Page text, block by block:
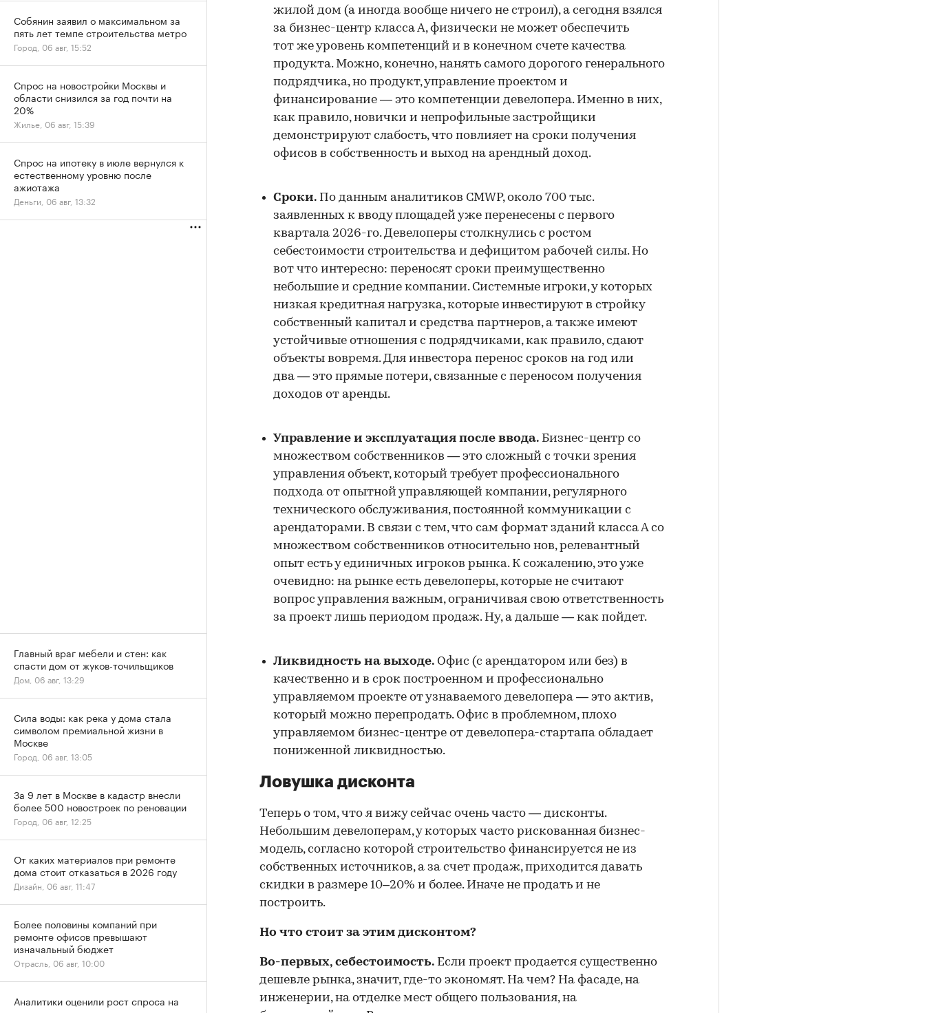
жилой дом (а иногда вообще ничего не строил), а сегодня взялся
за бизнес-центр класса А, физически не может обеспечить
тот же уровень компетенций и в конечном счете качества
продукта. Можно, конечно, нанять самого дорогого генерального
подрядчика, но продукт, управление проектом и
финансирование — это компетенции девелопера. Именно в них,
как правило, новички и непрофильные застройщики
демонстрируют слабость, что повлияет на сроки получения
офисов в собственность и выход на арендный доход.
Сроки. По данным аналитиков CMWP, около 700 тыс.
заявленных к вводу площадей уже перенесены с первого
квартала 2026-го. Девелоперы столкнулись с ростом
себестоимости строительства и дефицитом рабочей силы. Но
вот что интересно: переносят сроки преимущественно
небольшие и средние компании. Системные игроки, у которых
низкая кредитная нагрузка, которые инвестируют в стройку
собственный капитал и средства партнеров, а также имеют
устойчивые отношения с подрядчиками, как правило, сдают
объекты вовремя. Для инвестора перенос сроков на год или
два — это прямые потери, связанные с переносом получения
доходов от аренды.
Управление и эксплуатация после ввода. Бизнес-центр со
множеством собственников — это сложный с точки зрения
управления объект, который требует профессионального
подхода от опытной управляющей компании, регулярного
технического обслуживания, постоянной коммуникации с
арендаторами. В связи с тем, что сам формат зданий класса А со
множеством собственников относительно нов, релевантный
опыт есть у единичных игроков рынка. К сожалению, это уже
очевидно: на рынке есть девелоперы, которые не считают
вопрос управления важным, ограничивая свою ответственность
за проект лишь периодом продаж. Ну, а дальше — как пойдет.
Ликвидность на выходе. Офис (с арендатором или без) в
качественно и в срок построенном и профессионально
управляемом проекте от узнаваемого девелопера — это актив,
который можно перепродать. Офис в проблемном, плохо
управляемом бизнес-центре от девелопера-стартапа обладает
пониженной ликвидностью.
Ловушка дисконта
Теперь о том, что я вижу сейчас очень часто — дисконты.
Небольшим девелоперам, у которых часто рискованная бизнес-
модель, согласно которой строительство финансируется не из
собственных источников, а за счет продаж, приходится давать
скидки в размере 10–20% и более. Иначе не продать и не
построить.
Но что стоит за этим дисконтом?
Во-первых, себестоимость. Если проект продается существенно
дешевле рынка, значит, где-то экономят. На чем? На фасаде, на
инженерии, на отделке мест общего пользования, на
Собянин заявил о максимальном за
пять лет темпе строительства метро
Город, 06 авг, 15:52
Спрос на новостройки Москвы и
области снизился за год почти на
20%
Жилье, 06 авг, 15:39
Спрос на ипотеку в июле вернулся к
естественному уровню после
ажиотажа
Деньги, 06 авг, 13:32
Главный враг мебели и стен: как
спасти дом от жуков-точильщиков
Дом, 06 авг, 13:29
Сила воды: как река у дома стала
символом премиальной жизни в
Москве
Город, 06 авг, 13:05
За 9 лет в Москве в кадастр внесли
более 500 новостроек по реновации
Город, 06 авг, 12:25
От каких материалов при ремонте
дома стоит отказаться в 2026 году
Дизайн, 06 авг, 11:47
Более половины компаний при
ремонте офисов превышают
изначальный бюджет
Отрасль, 06 авг, 10:00
Аналитики оценили рост спроса на